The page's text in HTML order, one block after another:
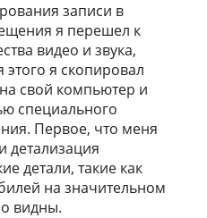
записи в
я перешел к
видео и звука,
этого я скопировал
свой компьютер и
специального
Первое, что меня
детализация
детали, такие как
на значительном
видны.